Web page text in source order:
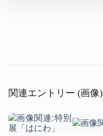
関連エントリー (画像)